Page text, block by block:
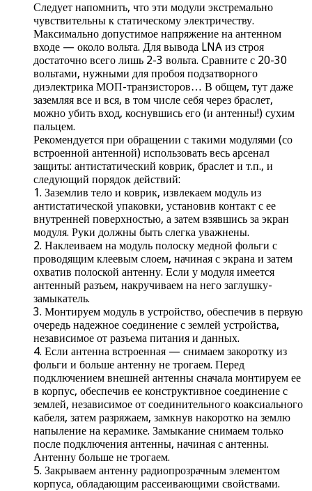
Следует напомнить, что эти модули экстремально
чувствительны к статическому электричеству.
Максимально допустимое напряжение на антенном
входе — около вольта. Для вывода LNA из строя
достаточно всего лишь 2-3 вольта. Сравните с 20-30
вольтами, нужными для пробоя подзатворного
диэлектрика МОП-транзисторов… В общем, тут даже
заземляя все и вся, в том числе себя через браслет,
можно убить вход, коснувшись его (и антенны!) сухим
пальцем.
Рекомендуется при обращении с такими модулями (со
встроенной антенной) использовать весь арсенал
защиты: антистатический коврик, браслет и т.п., и
следующий порядок действий:
1. Заземлив тело и коврик, извлекаем модуль из
антистатической упаковки, установив контакт с ее
внутренней поверхностью, а затем взявшись за экран
модуля. Руки должны быть слегка уважнены.
2. Наклеиваем на модуль полоску медной фольги с
проводящим клеевым слоем, начиная с экрана и затем
охватив полоской антенну. Если у модуля имеется
антенный разъем, накручиваем на него заглушку-
замыкатель.
3. Монтируем модуль в устройство, обеспечив в первую
очередь надежное соединение с землей устройства,
независимое от разъема питания и данных.
4. Если антенна встроенная — снимаем закоротку из
фольги и больше антенну не трогаем. Перед
подключением внешней антенны сначала монтируем ее
в корпус, обеспечив ее конструктивное соединение с
землей, независимое от соединительного коаксиального
кабеля, затем разряжаем, замкнув накоротко на землю
напыление на керамике. Замыкание снимаем только
после подключения антенны, начиная с антенны.
Антенну больше не трогаем.
5. Закрываем антенну радиопрозрачным элементом
корпуса, обладающим рассеивающими свойствами.